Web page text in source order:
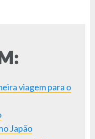
viagem para o
Japão